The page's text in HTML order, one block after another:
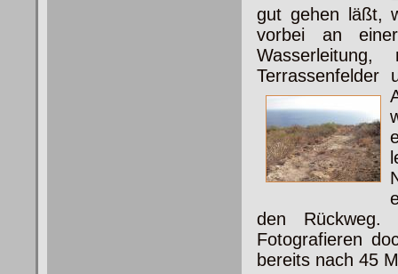
gut gehen läßt,
vorbei an
den Rückweg.
Fotografieren
bereits nach 45